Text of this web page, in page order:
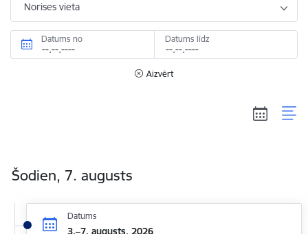
Norises vieta
Datums no Datums līdz
Aizvērt
Šodien, 7. augusts
Datums
3.–7. augusts, 2026